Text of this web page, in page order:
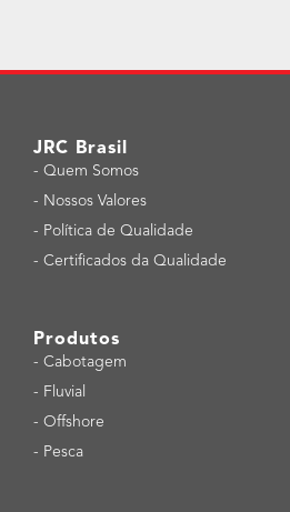
JRC Brasil
- Quem Somos
- Nossos Valores
- Política de Qualidade
- Certificados da Qualidade
Produtos
- Cabotagem
- Fluvial
- Offshore
- Pesca